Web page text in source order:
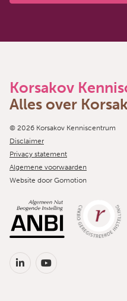
Korsakov
Alles over
Copyright
© 2026 Korsakov Kenniscentrum
Disclaimer
Privacy statement
Algemene voorwaarden
Website door Gomotion